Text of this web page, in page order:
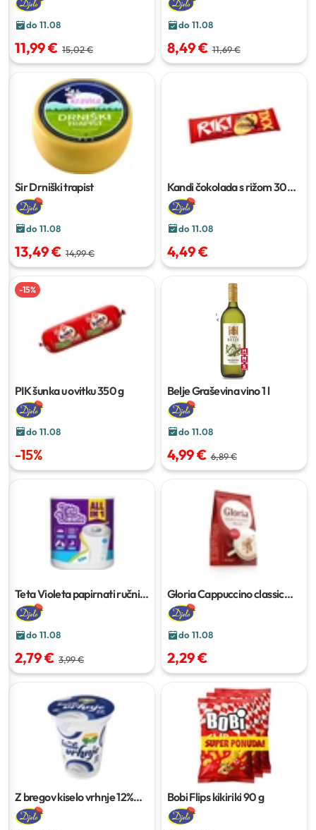
do 11.08
11,99 € 15,02 €
do 11.08
8,49 € 11,69 €
Sir Drniški trapist
do 11.08
13,49 € 14,99 €
Kandi čokolada s rižom300
g
do 11.08
4,49 €
-15%
PIK šunka u ovitku350 g
do 11.08
-15%
Belje Graševina vino1 l
do 11.08
4,99 € 6,89 €
Teta Violeta papirnati ručnik
All in one
do 11.08
2,79 € 3,99 €
Gloria Cappuccino classic
vanilija
do 11.08
2,29 €
Z bregov kiselo vrhnje 12%
m.m.200 g
Bobi Flips kikiriki90 g